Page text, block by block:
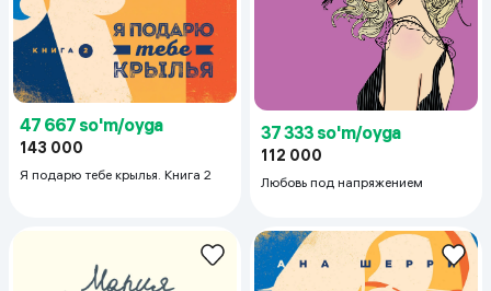
47 667 so'm/oyga
143 000
Я подарю тебе крылья. Книга 2
37 333 so'm/oyga
112 000
Любовь под напряжением